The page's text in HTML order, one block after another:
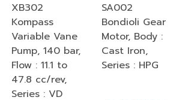
XB302
Kompass
Variable Vane
Pump, 140 bar,
Flow : 11.1 to
47.8 cc/rev,
Series : VD
SA002
Bondioli Gear
Motor, Body :
Cast Iron,
Series : HPG